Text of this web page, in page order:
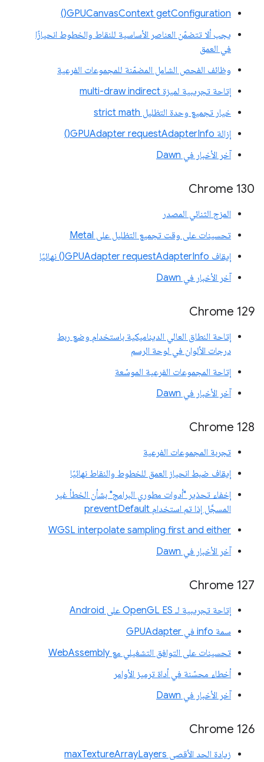
GPUCanvasContext getConfiguration()
يجب ألا تتضمّن العناصر الأساسية للنقاط والخطوط انحيازًا
في العمق
وظائف الفحص الشامل المضمّنة للمجموعات الفرعية
إتاحة تجريبية لميزة multi-draw indirect
خيار تجميع وحدة التظليل strict math
إزالة GPUAdapter requestAdapterInfo()
آخر الأخبار في Dawn
Chrome 130
المزج الثنائي المصدر
تحسينات على وقت تجميع التظليل على Metal
إيقاف GPUAdapter requestAdapterInfo() نهائيًا
آخر الأخبار في Dawn
Chrome 129
إتاحة النطاق العالي الديناميكية باستخدام وضع ربط
درجات الألوان في لوحة الرسم
إتاحة المجموعات الفرعية الموسّعة
آخر الأخبار في Dawn
Chrome 128
تجربة المجموعات الفرعية
إيقاف ضبط انحياز العمق للخطوط والنقاط نهائيًا
إخفاء تحذير "أدوات مطوري البرامج" بشأن الخطأ غير
المسجَّل إذا تم استخدام preventDefault
WGSL interpolate sampling first and either
آخر الأخبار في Dawn
Chrome 127
إتاحة تجريبية لـ OpenGL ES على Android
سمة info في GPUAdapter
تحسينات على التوافق التشغيلي مع WebAssembly
أخطاء محسّنة في أداة ترميز الأوامر
آخر الأخبار في Dawn
Chrome 126
زيادة الحد الأقصى maxTextureArrayLayers